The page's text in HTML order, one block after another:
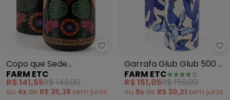
Farm Etc - Copo que Sede
Copo que Sede
Tapecaria Tropical 500
Ml (Preto)
FARM ETC
R$ 141,55R$ 149,00
ou 4x de R$ 35,38 sem juros
Garrafa Glub Glub 500 Ml
Passarejo (Azul)
FARM ETC
R$ 151,05R$ 159,00
ou 5x de R$ 30,21 sem juros